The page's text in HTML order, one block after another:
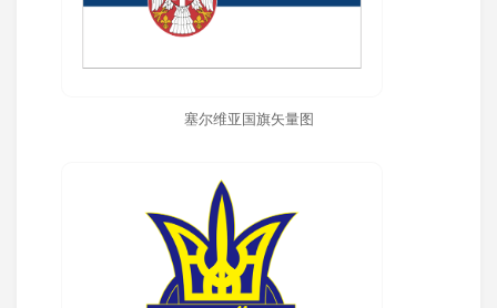
塞尔维亚国旗矢量图